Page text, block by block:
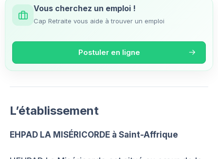
Vous cherchez un emploi !
Cap Retraite vous aide à trouver un emploi
Postuler en ligne
L’établissement
EHPAD LA MISÉRICORDE à Saint-Affrique